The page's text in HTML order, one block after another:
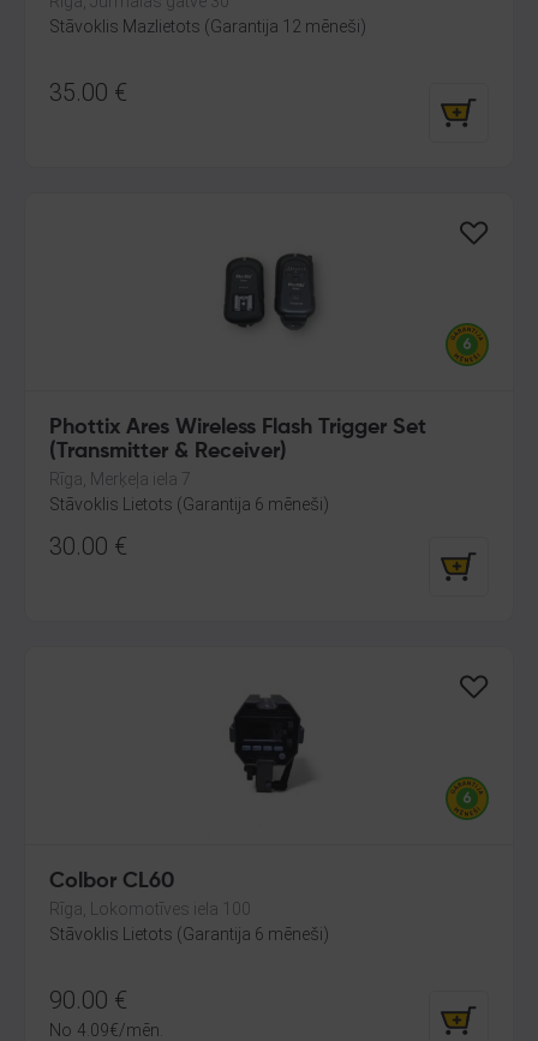
Stāvoklis Mazlietots (Garantija 12 mēneši)
35.00 €
Phottix Ares Wireless Flash Trigger Set
(Transmitter & Receiver)
Rīga, Merķeļa iela 7
Stāvoklis Lietots (Garantija 6 mēneši)
30.00 €
Colbor CL60
Rīga, Lokomotīves iela 100
Stāvoklis Lietots (Garantija 6 mēneši)
90.00 €
No 4.09€/mēn.